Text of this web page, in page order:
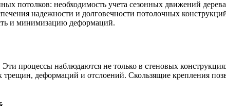
потолков: необходимость учета сезонных движений
надежности и долговечности потолочных
и минимизацию деформаций.
процессы наблюдаются не только в стеновых
деформаций и отслоений. Скользящие крепления